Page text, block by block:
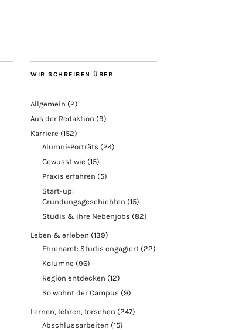
WIR SCHREIBEN ÜBER
Allgemein (2)
Aus der Redaktion (9)
Karriere (152)
Alumni-Porträts (24)
Gewusst wie (15)
Praxis erfahren (5)
Start-up:
Gründungsgeschichten (15)
Studis & ihre Nebenjobs (82)
Leben & erleben (139)
Ehrenamt: Studis engagiert (22)
Kolumne (96)
Region entdecken (12)
So wohnt der Campus (9)
Lernen, lehren, forschen (247)
Abschlussarbeiten (15)